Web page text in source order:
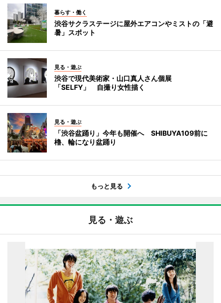
暮らす・働く
渋谷サクラステージに屋外エアコンやミストの「避
暑」スポット
見る・遊ぶ
渋谷で現代美術家・山口真人さん個展
「SELFY」 自撮り女性描く
見る・遊ぶ
「渋谷盆踊り」今年も開催へ SHIBUYA109前に
櫓、輪になり盆踊り
もっと見る
見る・遊ぶ